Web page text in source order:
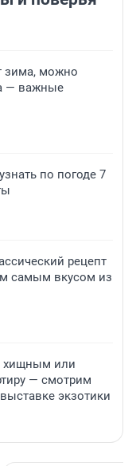
зима, можно
— важные
по погоде 7
рецепт
самым вкусом из
хищным или
— смотрим
экзотики